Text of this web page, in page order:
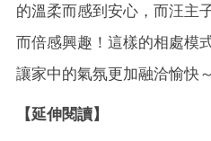
的溫柔而感到安心，而汪主
而倍感興趣！這樣的相處模
讓家中的氣氛更加融洽愉快～
【延伸閱讀】